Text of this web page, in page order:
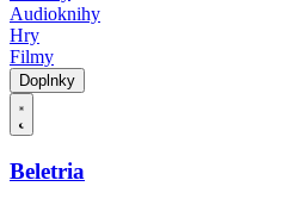
Audioknihy
Hry
Filmy
Doplnky
Beletria